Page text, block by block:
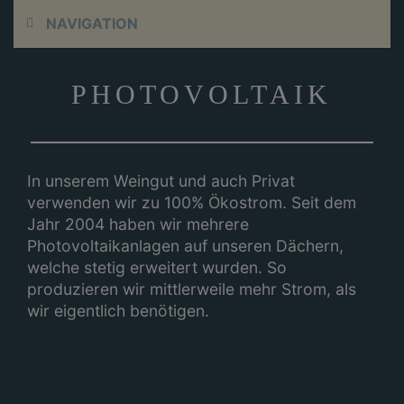
primary
content
sidebar
footer
NAVIGATION
PHOTOVOLTAIK
In unserem Weingut und auch Privat
verwenden wir zu 100% Ökostrom. Seit dem
Jahr 2004 haben wir mehrere
Photovoltaikanlagen auf unseren Dächern,
welche stetig erweitert wurden. So
produzieren wir mittlerweile mehr Strom, als
wir eigentlich benötigen.